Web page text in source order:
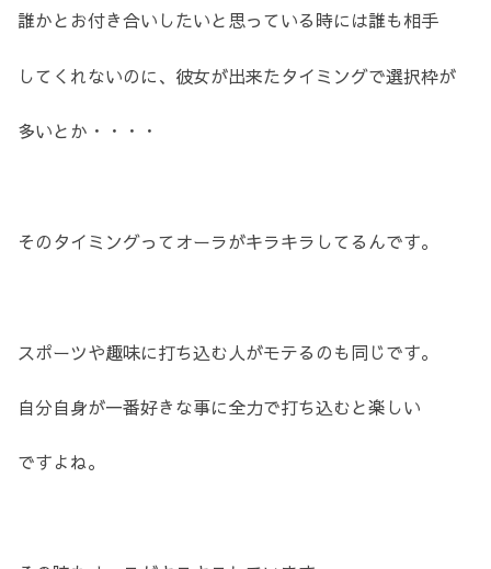
誰かとお付き合いしたいと思っている時には誰も相手
してくれないのに、彼女が出来たタイミングで選択枠が
多いとか・・・・
そのタイミングってオーラがキラキラしてるんです。
スポーツや趣味に打ち込む人がモテるのも同じです。
自分自身が一番好きな事に全力で打ち込むと楽しい
ですよね。